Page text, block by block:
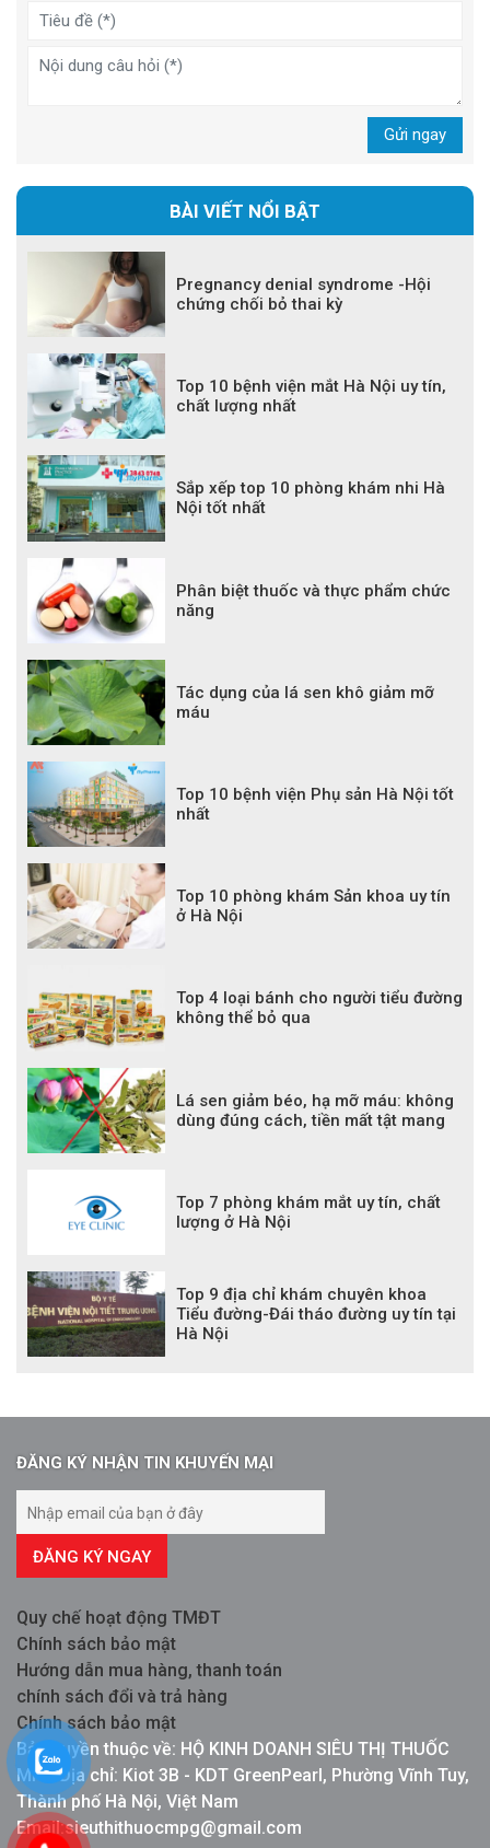
Gửi ngay
BÀI VIẾT NỔI BẬT
Pregnancy denial syndrome -Hội
chứng chối bỏ thai kỳ
Top 10 bệnh viện mắt Hà Nội uy tín,
chất lượng nhất
Sắp xếp top 10 phòng khám nhi Hà
Nội tốt nhất
Phân biệt thuốc và thực phẩm chức
năng
Tác dụng của lá sen khô giảm mỡ
máu
Top 10 bệnh viện Phụ sản Hà Nội tốt
nhất
Top 10 phòng khám Sản khoa uy tín
ở Hà Nội
Top 4 loại bánh cho người tiểu đường
không thể bỏ qua
Lá sen giảm béo, hạ mỡ máu: không
dùng đúng cách, tiền mất tật mang
Top 7 phòng khám mắt uy tín, chất
lượng ở Hà Nội
Top 9 địa chỉ khám chuyên khoa
Tiểu đường-Đái tháo đường uy tín tại
Hà Nội
ĐĂNG KÝ NHẬN TIN KHUYẾN MẠI
ĐĂNG KÝ NGAY
Quy chế hoạt động TMĐT
Chính sách bảo mật
Hướng dẫn mua hàng, thanh toán
chính sách đổi và trả hàng
Chính sách bảo mật
Bản quyền thuộc về: HỘ KINH DOANH SIÊU THỊ THUỐC
MPG Địa chỉ: Kiot 3B - KDT GreenPearl, Phường Vĩnh Tuy,
Thành phố Hà Nội, Việt Nam
Email:sieuthithuocmpg@gmail.com